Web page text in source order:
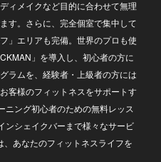
ィメイクなど目的に合わせて無理
す。さらに、完全個室で集中して
」エリアも完備。世界のプロも使
」を導入し、初心者の方に
ラムを、経験者・上級者の方には
客様のフィットネスをサポートす
ニング初心者のための無料レッス
ンシェイクバーまで様々なサービ
あなたのフィットネスライフを